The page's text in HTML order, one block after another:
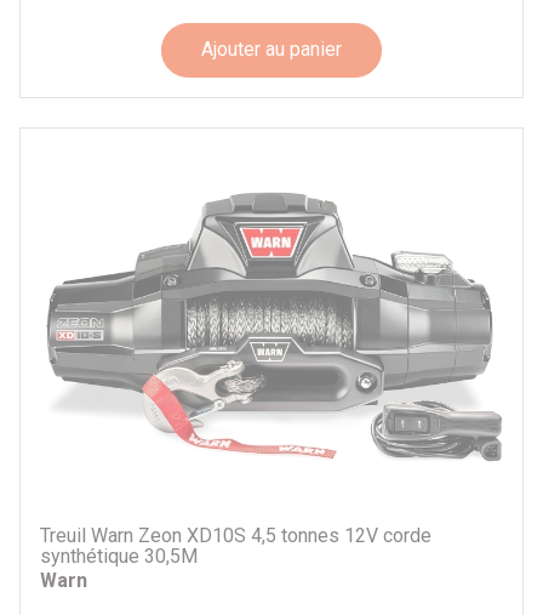
Ajouter au panier
Treuil Warn Zeon XD10S 4,5 tonnes 12V corde
synthétique 30,5M
Warn